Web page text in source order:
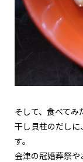
そして、食べてみ
干し貝柱のだしに
す。
会津の冠婚葬祭や